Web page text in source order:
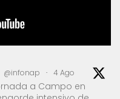
@infonap · 4 Ago
a Campo en